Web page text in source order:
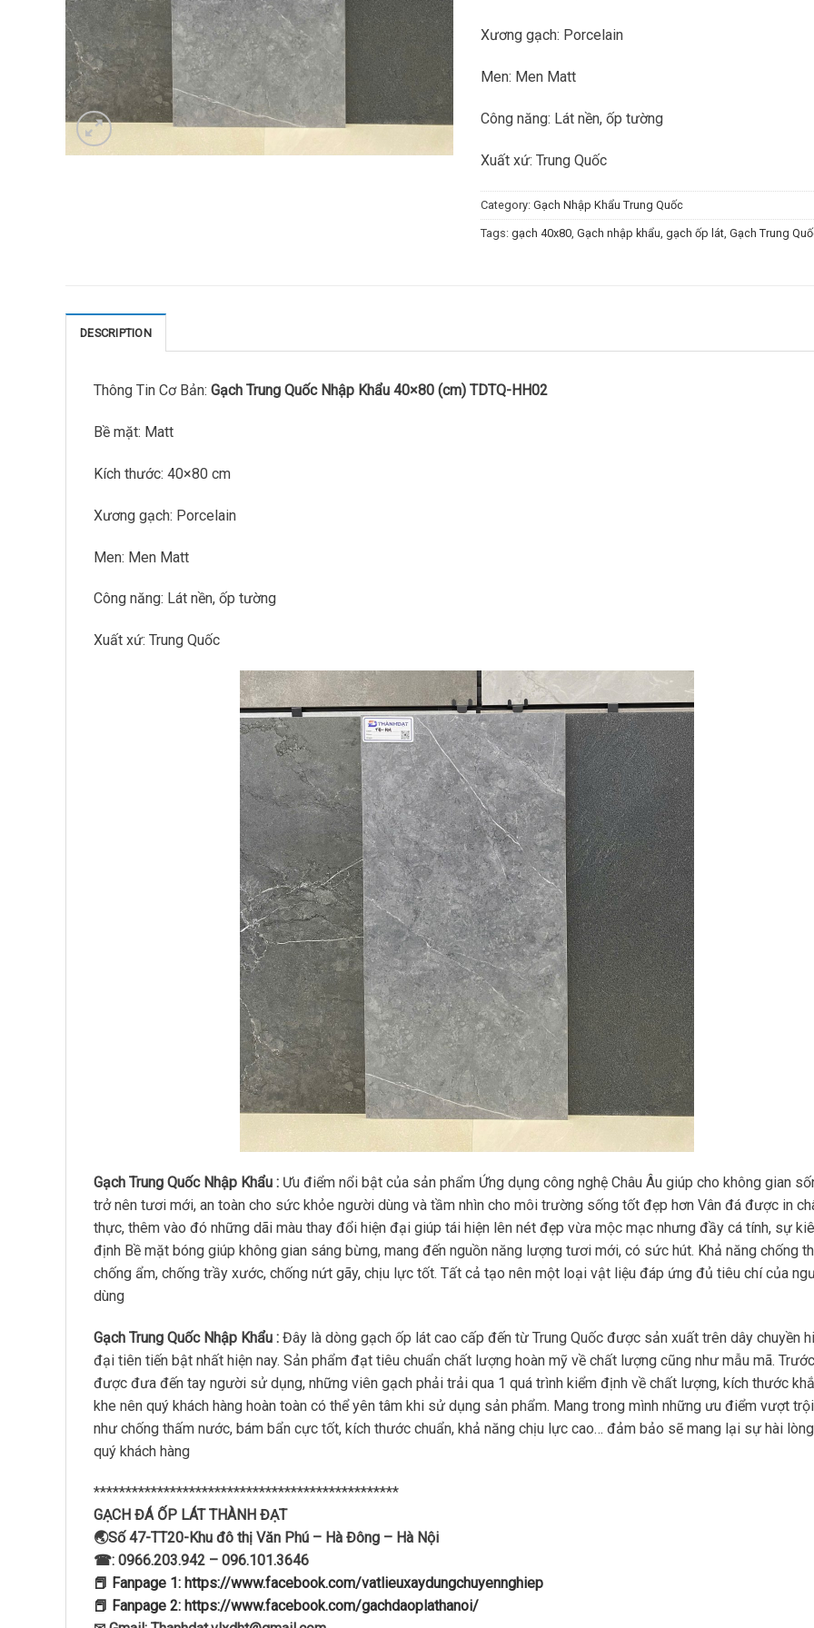
Xương gạch: Porcelain
Men: Men Matt
Công năng: Lát nền, ốp tường
Xuất xứ: Trung Quốc
Category: Gạch Nhập Khẩu Trung Quốc
Tags: gạch 40x80 Gạch nhập khẩu gạch ốp lát Gạch Trung
DESCRIPTION
Thông Tin Cơ Bản: Gạch Trung Quốc Nhập Khẩu 40×80 (cm) TDTQ-HH02
Bề mặt: Matt
Kích thước: 40×80 cm
Xương gạch: Porcelain
Men: Men Matt
Công năng: Lát nền, ốp tường
Xuất xứ: Trung Quốc
Gạch Trung Quốc Nhập Khẩu : Ưu điểm nổi bật của sản phẩm Ứng dụng công nghệ Châu Âu giúp cho không gian
trở nên tươi mới, an toàn cho sức khỏe người dùng và tầm nhìn cho môi trường sống tốt đẹp hơn Vân đá được in
thực, thêm vào đó những dãi màu thay đổi hiện đại giúp tái hiện lên nét đẹp vừa mộc mạc nhưng đầy cá tính, sự
định Bề mặt bóng giúp không gian sáng bừng, mang đến nguồn năng lượng tươi mới, có sức hút. Khả năng chống
chống ẩm, chống trầy xước, chống nứt gãy, chịu lực tốt. Tất cả tạo nên một loại vật liệu đáp ứng đủ tiêu chí của
dùng
Gạch Trung Quốc Nhập Khẩu : Đây là dòng gạch ốp lát cao cấp đến từ Trung Quốc được sản xuất trên dây chuyền
đại tiên tiến bật nhất hiện nay. Sản phẩm đạt tiêu chuẩn chất lượng hoàn mỹ về chất lượng cũng như mẫu mã.
được đưa đến tay người sử dụng, những viên gạch phải trải qua 1 quá trình kiểm định về chất lượng, kích thước
khe nên quý khách hàng hoàn toàn có thể yên tâm khi sử dụng sản phẩm. Mang trong mình những ưu điểm vượt trội
như chống thấm nước, bám bẩn cực tốt, kích thước chuẩn, khả năng chịu lực cao… đảm bảo sẽ mang lại sự hài
quý khách hàng
************************************************
GẠCH ĐÁ ỐP LÁT THÀNH ĐẠT
🌏Số 47-TT20-Khu đô thị Văn Phú – Hà Đông – Hà Nội
☎: 0966.203.942 – 096.101.3646
📕 Fanpage 1: https://www.facebook.com/vatlieuxaydungchuyennghiep
📕 Fanpage 2: https://www.facebook.com/gachdaoplathanoi/